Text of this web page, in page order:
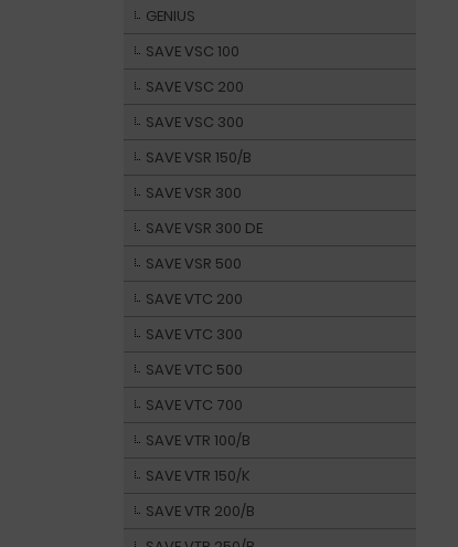
GENIUS
SAVE VSC 100
SAVE VSC 200
SAVE VSC 300
SAVE VSR 150/B
SAVE VSR 300
SAVE VSR 300 DE
SAVE VSR 500
SAVE VTC 200
SAVE VTC 300
SAVE VTC 500
SAVE VTC 700
SAVE VTR 100/B
SAVE VTR 150/K
SAVE VTR 200/B